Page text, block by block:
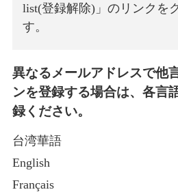
list(登録解除)」のリンクを
す。
異なるメールアドレスで他
ンを登録する場合は、各言
録ください。
台湾華語
English
Français